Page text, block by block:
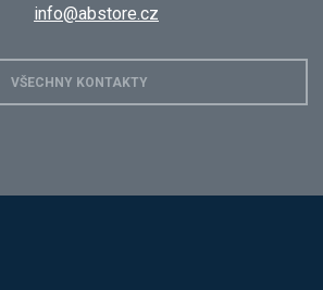
info@abstore.cz
VŠECHNY KONTAKTY